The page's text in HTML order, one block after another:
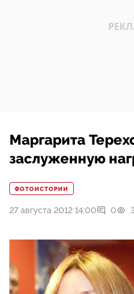
Маргарита
заслуженную
ФОТОИСТОРИИ
27 августа 2012 14:00 0